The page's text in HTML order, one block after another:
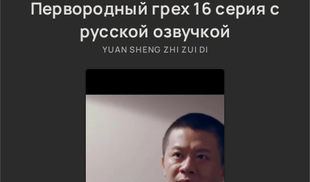
Первородный грех 16 серия с
русской озвучкой
YUAN SHENG ZHI ZUI DI